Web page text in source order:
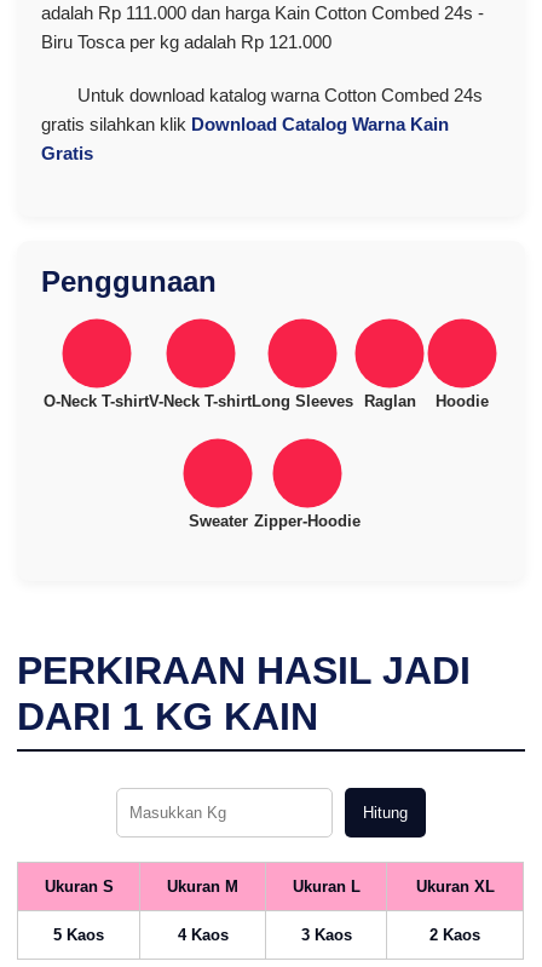
adalah Rp 111.000 dan harga Kain Cotton Combed 24s -
Biru Tosca per kg adalah Rp 121.000
Untuk download katalog warna Cotton Combed 24s
gratis silahkan klik Download Catalog Warna Kain
Gratis
Penggunaan
O-Neck T-shirtV-Neck T-shirtLong Sleeves Raglan Hoodie
Sweater Zipper-Hoodie
PERKIRAAN HASIL JADI
DARI 1 KG KAIN
Hitung
Ukuran S Ukuran M Ukuran L Ukuran XL
5 Kaos 4 Kaos 3 Kaos 2 Kaos